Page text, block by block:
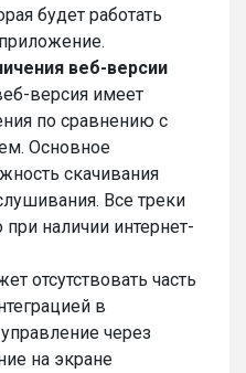
будет работать
веб-версии
версия имеет
по сравнению с
Основное
скачивания
Все треки
при наличии интернет-
отсутствовать часть
в
через
на экране